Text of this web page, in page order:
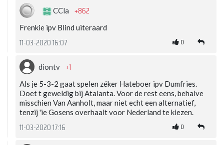
CCla +862
Frenkie ipv Blind uiteraard
11-03-2020 16:07 0
diontv +1
Als je 5-3-2 gaat spelen zéker Hateboer ipv Dumfries.
Doet t geweldig bij Atalanta. Voor de rest eens, behalve
misschien Van Aanholt, maar niet echt een alternatief,
tenzij 'ie Gosens overhaalt voor Nederland te kiezen.
11-03-2020 17:16 0